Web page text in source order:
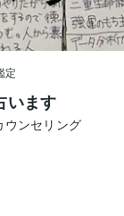
定
います
ウンセリング